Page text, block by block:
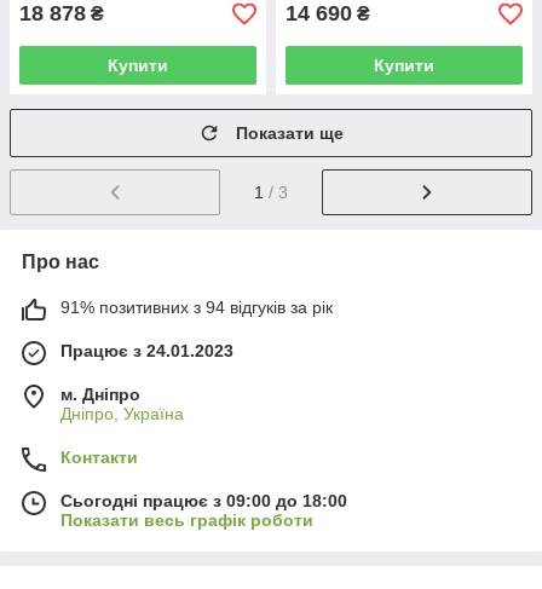
18 878 ₴
Купити
14 690 ₴
Купити
Показати ще
1 / 3
Про нас
91% позитивних з 94 відгуків за рік
Працює з 24.01.2023
м. Дніпро
Дніпро, Україна
Контакти
Сьогодні працює з 09:00 до 18:00
Показати весь графік роботи